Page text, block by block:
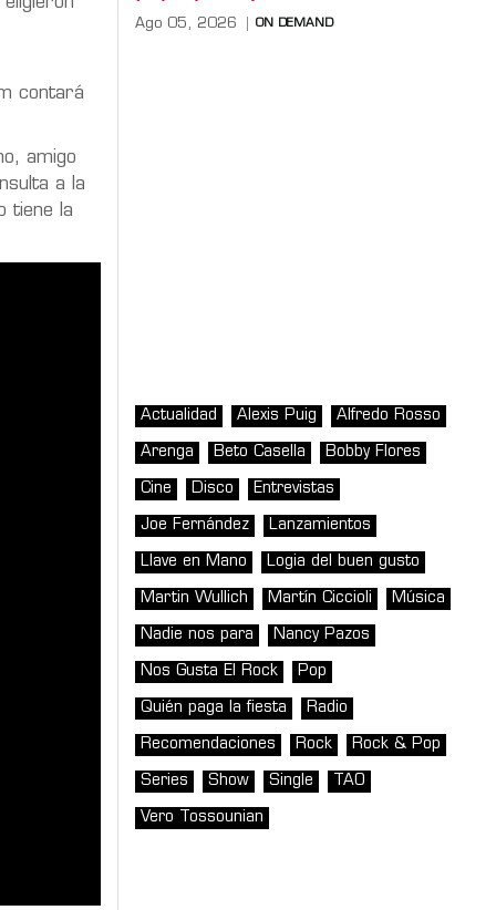
contará
amigo
a la
tiene la
Ago 05, 2026 ON DEMAND
Actualidad Alexis Puig Alfredo Rosso
Arenga Beto Casella Bobby Flores
Cine Disco Entrevistas
Joe Fernández Lanzamientos
Llave en Mano Logia del buen gusto
Martin Wullich Martín Ciccioli Música
Nadie nos para Nancy Pazos
Nos Gusta El Rock Pop
Quién paga la fiesta Radio
Recomendaciones Rock Rock & Pop
Series Show Single TAO
Vero Tossounian